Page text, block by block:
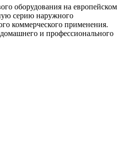
оборудования на европейском
серию наружного
коммерческого применения.
и профессионального